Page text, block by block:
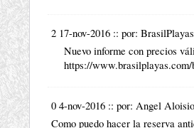
2 17-nov-2016 :: por: BrasilPlayas
Nuevo informe con precios
https://
0 4-nov-2016 :: por: Angel Aloisio
Como puedo hacer la reserva